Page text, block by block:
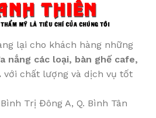
lại cho khách hàng những
nắng các loại, bàn ghế cafe,
với chất lượng và dịch vụ tốt
Trị Đông A, Q. Bình Tân